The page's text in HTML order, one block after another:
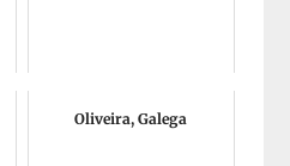
Oliveira, Galega